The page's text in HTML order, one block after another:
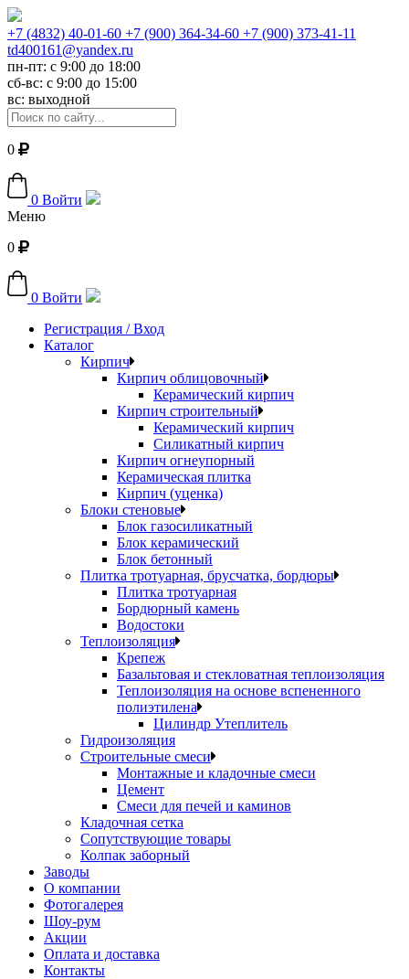
+7 (4832) 40-01-60 +7 (900) 364-34-60 +7 (900) 373-41-11
td400161@yandex.ru
пн-пт: с 9:00 до 18:00
сб-вс: с 9:00 до 15:00
вс: выходной
0
0 Войти
Меню
0
0 Войти
Регистрация / Вход
Каталог
Кирпич
Кирпич облицовочный
Керамический кирпич
Кирпич строительный
Керамический кирпич
Силикатный кирпич
Кирпич огнеупорный
Керамическая плитка
Кирпич (уценка)
Блоки стеновые
Блок газосиликатный
Блок керамический
Блок бетонный
Плитка тротуарная, брусчатка, бордюры
Плитка тротуарная
Бордюрный камень
Водостоки
Теплоизоляция
Крепеж
Базальтовая и стекловатная теплоизоляция
Теплоизоляция на основе вспененного
полиэтилена
Цилиндр Утеплитель
Гидроизоляция
Строительные смеси
Монтажные и кладочные смеси
Цемент
Смеси для печей и каминов
Кладочная сетка
Сопутствующие товары
Колпак заборный
Заводы
О компании
Фотогалерея
Шоу-рум
Акции
Оплата и доставка
Контакты